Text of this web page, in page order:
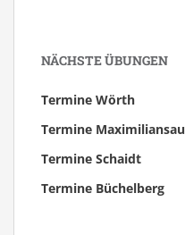
NÄCHSTE ÜBUNGEN
Termine Wörth
Termine Maximiliansau
Termine Schaidt
Termine Büchelberg